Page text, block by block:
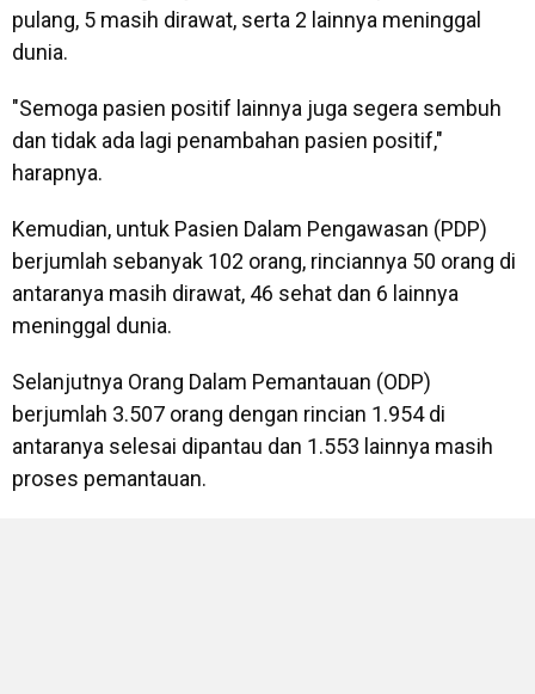
pulang, 5 masih dirawat, serta 2 lainnya meninggal
dunia.
"Semoga pasien positif lainnya juga segera sembuh
dan tidak ada lagi penambahan pasien positif,"
harapnya.
Kemudian, untuk Pasien Dalam Pengawasan (PDP)
berjumlah sebanyak 102 orang, rinciannya 50 orang di
antaranya masih dirawat, 46 sehat dan 6 lainnya
meninggal dunia.
Selanjutnya Orang Dalam Pemantauan (ODP)
berjumlah 3.507 orang dengan rincian 1.954 di
antaranya selesai dipantau dan 1.553 lainnya masih
proses pemantauan.